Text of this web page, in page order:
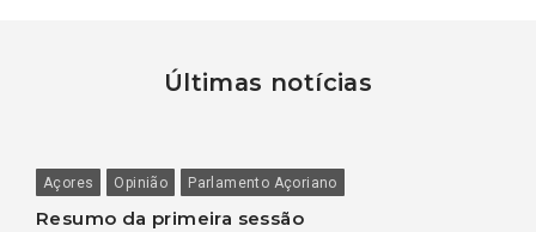
Últimas notícias
Açores Opinião Parlamento Açoriano
Resumo da primeira sessão